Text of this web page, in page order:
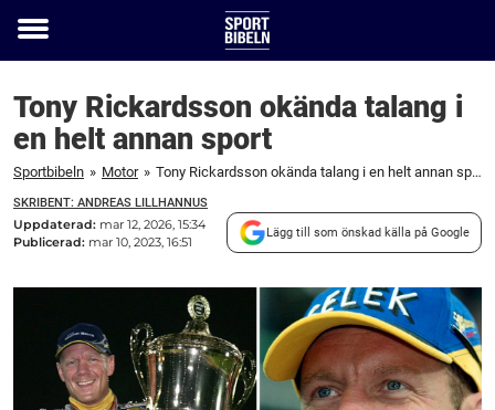
Toggle
Tony Rickardsson okända talang i
en helt annan sport
Sportbibeln » Motor » Tony Rickardsson okända talang i en helt annan sport
SKRIBENT: ANDREAS LILLHANNUS
Uppdaterad: mar 12, 2026, 15:34
Publicerad: mar 10, 2023, 16:51
Lägg till som önskad källa på Google